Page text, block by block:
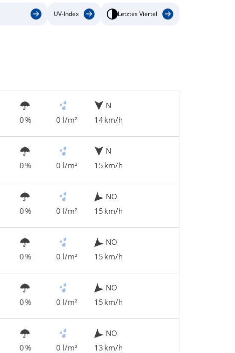
UV-Index Letztes Viertel
0 % 0 l/m²
N
14 km/h
0 % 0 l/m²
N
15 km/h
0 % 0 l/m²
NO
15 km/h
0 % 0 l/m²
NO
15 km/h
0 % 0 l/m²
NO
15 km/h
0 % 0 l/m²
NO
13 km/h